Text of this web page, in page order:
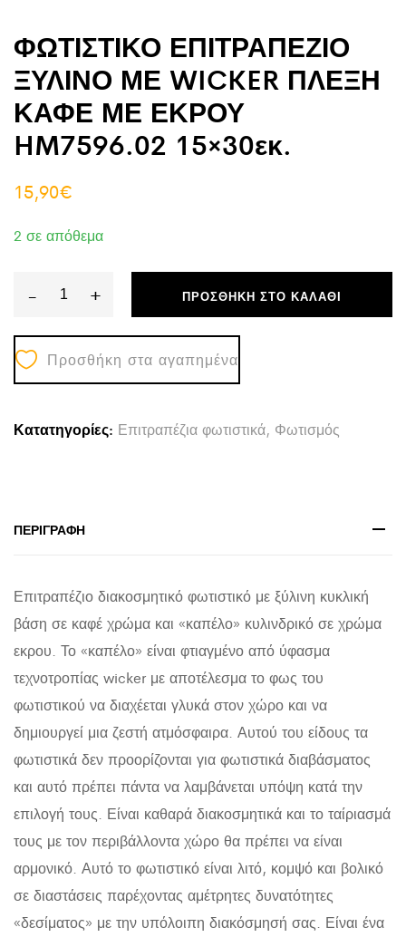
ΦΩΤΙΣΤΙΚΟ ΕΠΙΤΡΑΠΕΖΙΟ
ΞΥΛΙΝΟ ΜΕ WICKER ΠΛΕΞΗ
ΚΑΦΕ ΜΕ ΕΚΡΟΥ
HM7596.02 15×30εκ.
15,90€
2 σε απόθεμα
-
ΦΩΤΙΣΤΙΚΟ
ΕΠΙΤΡΑΠΕΖΙΟ
ΞΥΛΙΝΟ
ΜΕ
ΠΛΕΞΗ
ΕΚΡΟΥ
quantity
+ ΠΡΟΣΘΉΚΗ ΣΤΟ ΚΑΛΆΘΙ
Προσθήκη στα αγαπημένα
Κατατηγορίες: Επιτραπέζια φωτιστικά, Φωτισμός
ΠΕΡΙΓΡΑΦΉ
Επιτραπέζιο διακοσμητικό φωτιστικό με ξύλινη κυκλική
βάση σε καφέ χρώμα και «καπέλο» κυλινδρικό σε χρώμα
εκρου. Το «καπέλο» είναι φτιαγμένο από ύφασμα
τεχνοτροπίας wicker με αποτέλεσμα το φως του
φωτιστικού να διαχέεται γλυκά στον χώρο και να
δημιουργεί μια ζεστή ατμόσφαιρα. Αυτού του είδους τα
φωτιστικά δεν προορίζονται για φωτιστικά διαβάσματος
και αυτό πρέπει πάντα να λαμβάνεται υπόψη κατά την
επιλογή τους. Είναι καθαρά διακοσμητικά και το ταίριασμά
τους με τον περιβάλλοντα χώρο θα πρέπει να είναι
αρμονικό. Αυτό το φωτιστικό είναι λιτό, κομψό και βολικό
σε διαστάσεις παρέχοντας αμέτρητες δυνατότητες
«δεσίματος» με την υπόλοιπη διακόσμησή σας. Είναι ένα